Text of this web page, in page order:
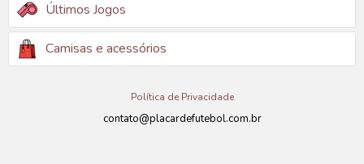
Últimos Jogos
Camisas e acessórios
Política de Privacidade
contato@placardefutebol.com.br